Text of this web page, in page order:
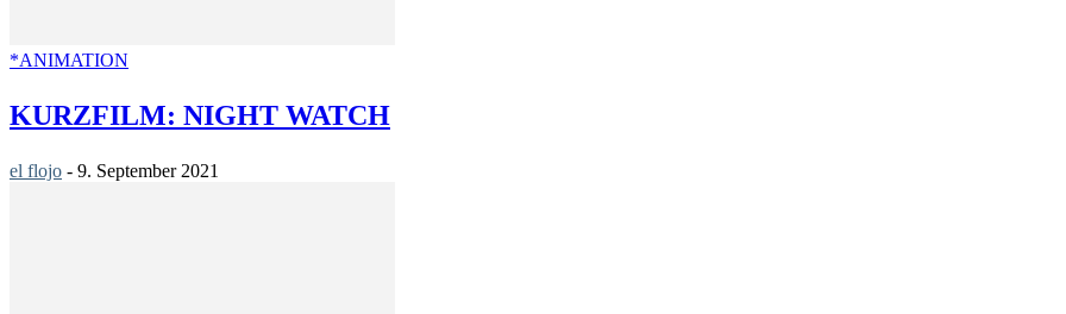
*ANIMATION
KURZFILM: NIGHT WATCH
el flojo - 9. September 2021